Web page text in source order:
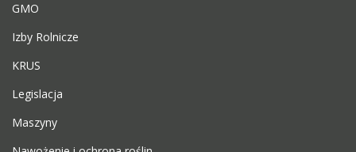
GMO
Izby Rolnicze
KRUS
Legislacja
Maszyny